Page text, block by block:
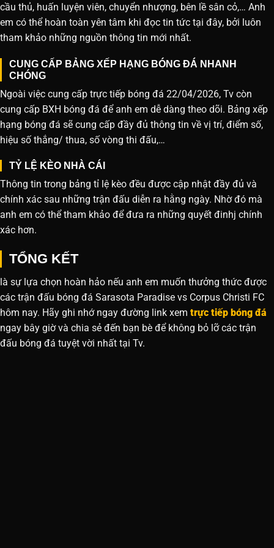
cầu thủ, huấn luyện viên, chuyển nhượng, bên lề sân cỏ,… Anh
em có thể hoàn toàn yên tâm khi đọc tin tức tại đây, bởi luôn
tham khảo những nguồn thông tin mới nhất.
CUNG CẤP BẢNG XẾP HẠNG BÓNG ĐÁ NHANH
CHÓNG
Ngoài việc cung cấp trực tiếp bóng đá 22/04/2026, Tv còn
cung cấp BXH bóng đá để anh em dễ dàng theo dõi. Bảng xếp
hạng bóng đá sẽ cung cấp đầy đủ thông tin về vị trí, điểm số,
hiệu số thắng/ thua, số vòng thi đấu,…
TỶ LỆ KÈO NHÀ CÁI
Thông tin trong bảng tỉ lệ kèo đều được cập nhật đầy đủ và
chính xác sau những trận đấu diễn ra hằng ngày. Nhờ đó mà
anh em có thể tham khảo để đưa ra những quyết đinhj chính
xác hơn.
TỔNG KẾT
là sự lựa chọn hoàn hảo nếu anh em muốn thưởng thức được
các trận đấu bóng đá Sarasota Paradise vs Corpus Christi FC
hôm nay. Hãy ghi nhớ ngay đường link xem trực tiếp bóng đá
ngay bây giờ và chia sẻ đến bạn bè để không bỏ lỡ các trận
đấu bóng đá tuyệt vời nhất tại Tv.